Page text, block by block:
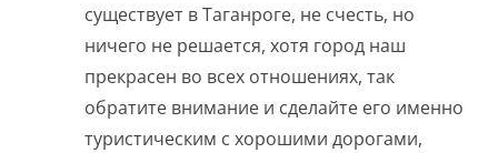
существует в Таганроге, не счесть, но
ничего не решается, хотя город наш
прекрасен во всех отношениях, так
обратите внимание и сделайте его именно
туристическим с хорошими дорогами,